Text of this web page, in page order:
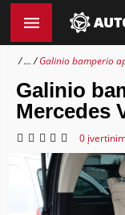
... Galinio bamperio
Galinio
Mercedes
0